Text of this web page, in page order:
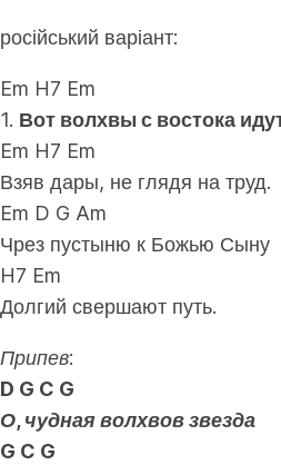
російський варіант:
Em H7 Em
1. Вот волхвы с востока
Em H7 Em
Взяв дары, не глядя на труд.
Em D G Am
Чрез пустыню к Божью Сыну
H7 Em
Долгий свершают путь.
Припев:
D G C G
О, чудная волхвов звезда
G C G